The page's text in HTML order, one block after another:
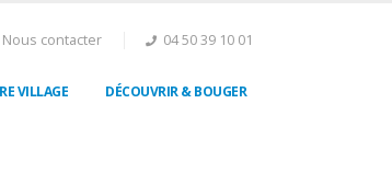
Nous contacter 04 50 39 10 01
VILLAGE DÉCOUVRIR & BOUGER